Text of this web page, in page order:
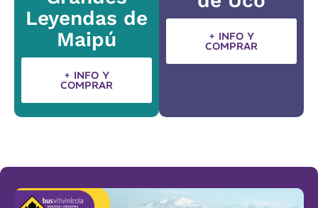
Leyendas de
Maipú
+ INFO Y
COMPRAR
+ INFO Y
COMPRAR